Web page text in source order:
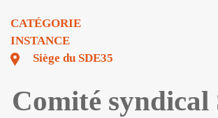
CATÉGORIE
INSTANCE
Siège du SDE35
Comité syndical